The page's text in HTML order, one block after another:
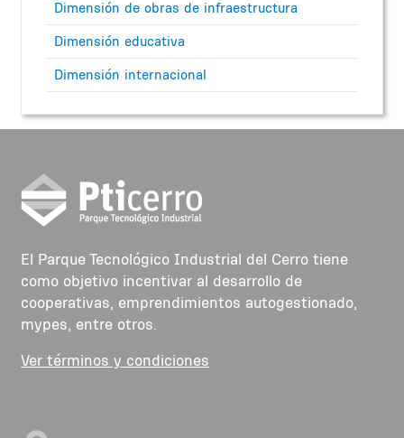
Dimensión de obras de infraestructura
Dimensión educativa
Dimensión internacional
El Parque Tecnológico Industrial del Cerro tiene
como objetivo incentivar al desarrollo de
cooperativas, emprendimientos autogestionado,
mypes, entre otros.
Ver términos y condiciones